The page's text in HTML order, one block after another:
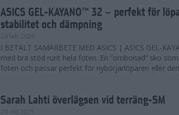
ASICS GEL-KAYANO™ 32 – perfekt för
stabilitet och dämpning
24 feb 2026
I BETALT SAMARBETE MED ASICS | ASICS GEL-
med bra stöd runt hela foten. En ”ombonad” sko
foten och passar perfekt för nybörjarlöparen eller
Sarah Lahti överlägsen vid terräng-SM
20 okt 2025